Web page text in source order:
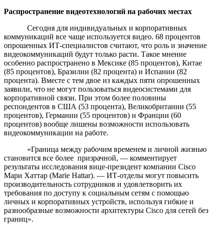
Распространение видеотехнологий на рабочих местах
Сегодня для индивидуальных и корпоративных
коммуникаций все чаще используется видео. 68 процентов
опрошенных ИТ-специалистов считают, что роль и значение
видеокоммуникаций будут только расти. Такое мнение
особенно распространено в Мексике (85 процентов), Китае
(85 процентов), Бразилии (82 процента) и Испании (82
процента). Вместе с тем двое из каждых пяти опрошенных
заявили, что не могут пользоваться видеосистемами для
корпоративной связи. При этом более половины
респондентов в США (53 процента), Великобритании (55
процентов), Германии (55 процентов) и Франции (60
процентов) вообще лишены возможности использовать
видеокоммуникации на работе.
«Граница между рабочим временем и личной жизнью
становится все более призрачной, — комментирует
результаты исследования вице-президент компании Cisco
Мари Хаттар (Marie Hattar). — ИТ-отделы могут повысить
производительность сотрудников и удовлетворить их
требования по доступу к социальным сетям с помощью
личных и корпоративных устройств, используя гибкие и
разнообразные возможности архитектуры Cisco для сетей без
границ».